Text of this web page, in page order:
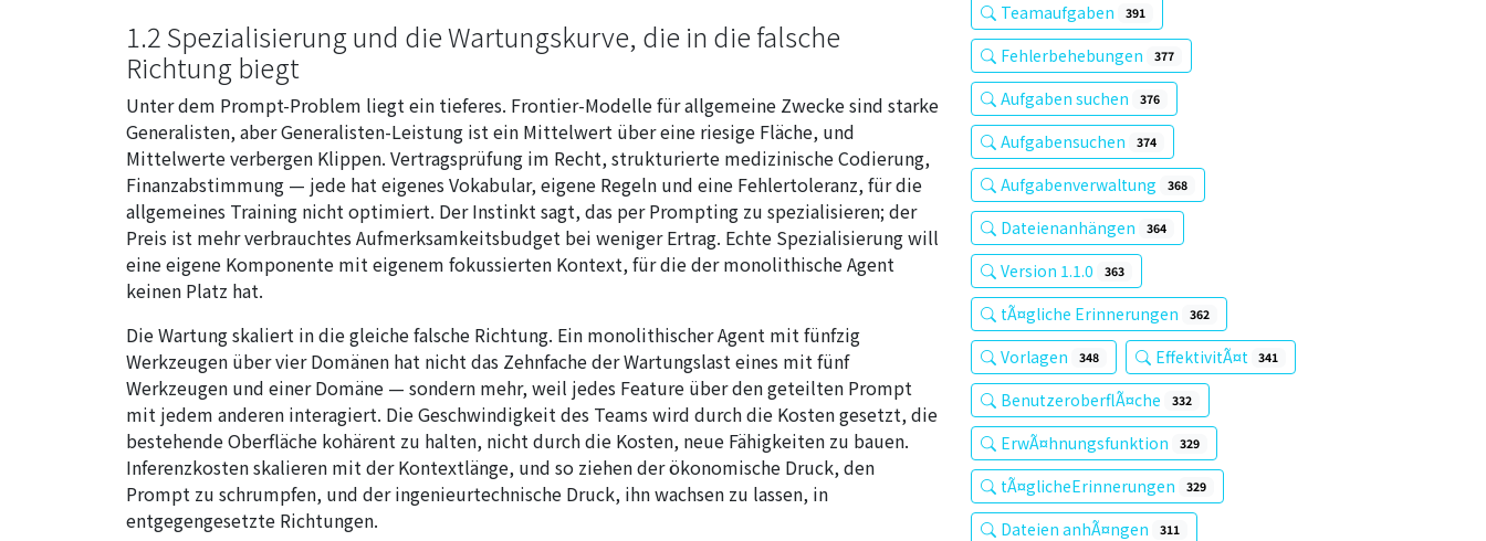
1.2 Spezialisierung und die Wartungskurve, die in die falsche
Richtung biegt
Unter dem Prompt-Problem liegt ein tieferes. Frontier-Modelle für allgemeine Zwecke sind starke
Generalisten, aber Generalisten-Leistung ist ein Mittelwert über eine riesige Fläche, und
Mittelwerte verbergen Klippen. Vertragsprüfung im Recht, strukturierte medizinische Codierung,
Finanzabstimmung — jede hat eigenes Vokabular, eigene Regeln und eine Fehlertoleranz, für die
allgemeines Training nicht optimiert. Der Instinkt sagt, das per Prompting zu spezialisieren; der
Preis ist mehr verbrauchtes Aufmerksamkeitsbudget bei weniger Ertrag. Echte Spezialisierung will
eine eigene Komponente mit eigenem fokussierten Kontext, für die der monolithische Agent
keinen Platz hat.
Die Wartung skaliert in die gleiche falsche Richtung. Ein monolithischer Agent mit fünfzig
Werkzeugen über vier Domänen hat nicht das Zehnfache der Wartungslast eines mit fünf
Werkzeugen und einer Domäne — sondern mehr, weil jedes Feature über den geteilten Prompt
mit jedem anderen interagiert. Die Geschwindigkeit des Teams wird durch die Kosten gesetzt, die
bestehende Oberfläche kohärent zu halten, nicht durch die Kosten, neue Fähigkeiten zu bauen.
Inferenzkosten skalieren mit der Kontextlänge, und so ziehen der ökonomische Druck, den
Prompt zu schrumpfen, und der ingenieurtechnische Druck, ihn wachsen zu lassen, in
entgegengesetzte Richtungen.
Teamaufgaben 391
Fehlerbehebungen 377
Aufgaben suchen 376
Aufgabensuchen 374
Aufgabenverwaltung 368
Dateienanhängen 364
Version 1.1.0 363
tÃ¤gliche Erinnerungen 362
Vorlagen 348 EffektivitÃ¤t 341
BenutzeroberflÃ¤che 332
ErwÃ¤hnungsfunktion 329
tÃ¤glicheErinnerungen 329
Dateien anhÃ¤ngen 311